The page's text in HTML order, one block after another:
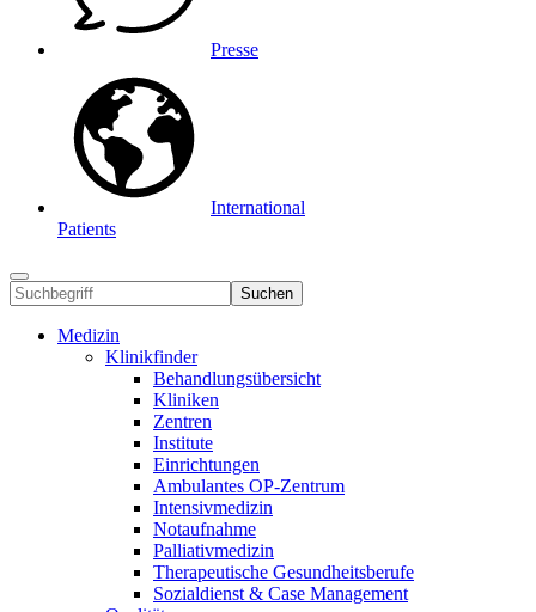
Presse
International
Patients
Suchen
Medizin
Klinikfinder
Behandlungsübersicht
Kliniken
Zentren
Institute
Einrichtungen
Ambulantes OP-Zentrum
Intensivmedizin
Notaufnahme
Palliativmedizin
Therapeutische Gesundheitsberufe
Sozialdienst & Case Management